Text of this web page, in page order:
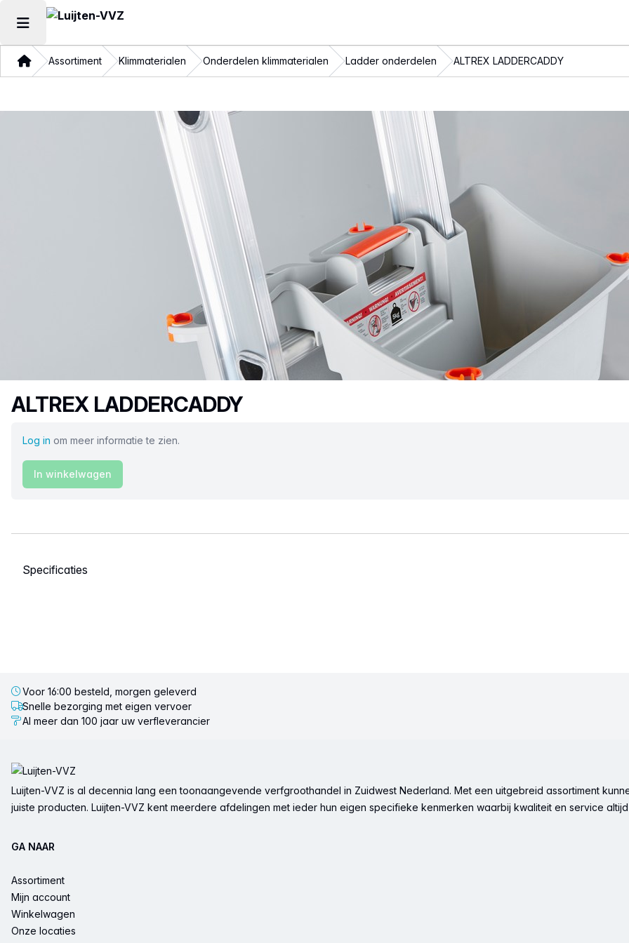
Hoofdmenu openen
ThuisAssortiment Klimmaterialen Onderdelen klimmaterialen Ladder onderdelen ALTREX LADDERCADDY
Productnaam
ALTREX LADDERCADDY
Log in om meer informatie te zien.
In winkelwagen
Selecteer een tabblad
Voor 16:00 besteld, morgen geleverd
Snelle bezorging met eigen vervoer
Al meer dan 100 jaar uw verfleverancier
Luijten-VVZ is al decennia lang een toonaangevende verfgroothandel in Zuidwest Nederland. Met een uitgebreid assortiment
juiste producten. Luijten-VVZ kent meerdere afdelingen met ieder hun eigen specifieke kenmerken waarbij kwaliteit en service
GA NAAR
Assortiment
Mijn account
Winkelwagen
Onze locaties